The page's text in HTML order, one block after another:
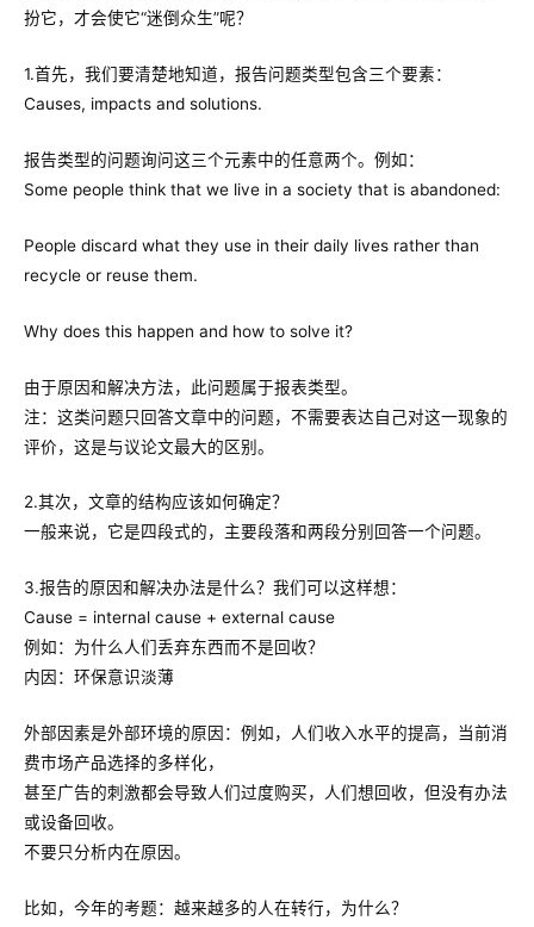
扮它，才会使它“迷倒众生”呢？
1.首先，我们要清楚地知道，报告问题类型包含三个要素：
Causes, impacts and solutions.
报告类型的问题询问这三个元素中的任意两个。例如：
Some people think that we live in a society that is abandoned:
People discard what they use in their daily lives rather than
recycle or reuse them.
Why does this happen and how to solve it?
由于原因和解决方法，此问题属于报表类型。
注：这类问题只回答文章中的问题，不需要表达自己对这一现象的
评价，这是与议论文最大的区别。
2.其次，文章的结构应该如何确定？
一般来说，它是四段式的，主要段落和两段分别回答一个问题。
3.报告的原因和解决办法是什么？我们可以这样想：
Cause = internal cause + external cause
例如：为什么人们丢弃东西而不是回收？
内因：环保意识淡薄
外部因素是外部环境的原因：例如，人们收入水平的提高，当前消
费市场产品选择的多样化，
甚至广告的刺激都会导致人们过度购买，人们想回收，但没有办法
或设备回收。
不要只分析内在原因。
比如，今年的考题：越来越多的人在转行，为什么？